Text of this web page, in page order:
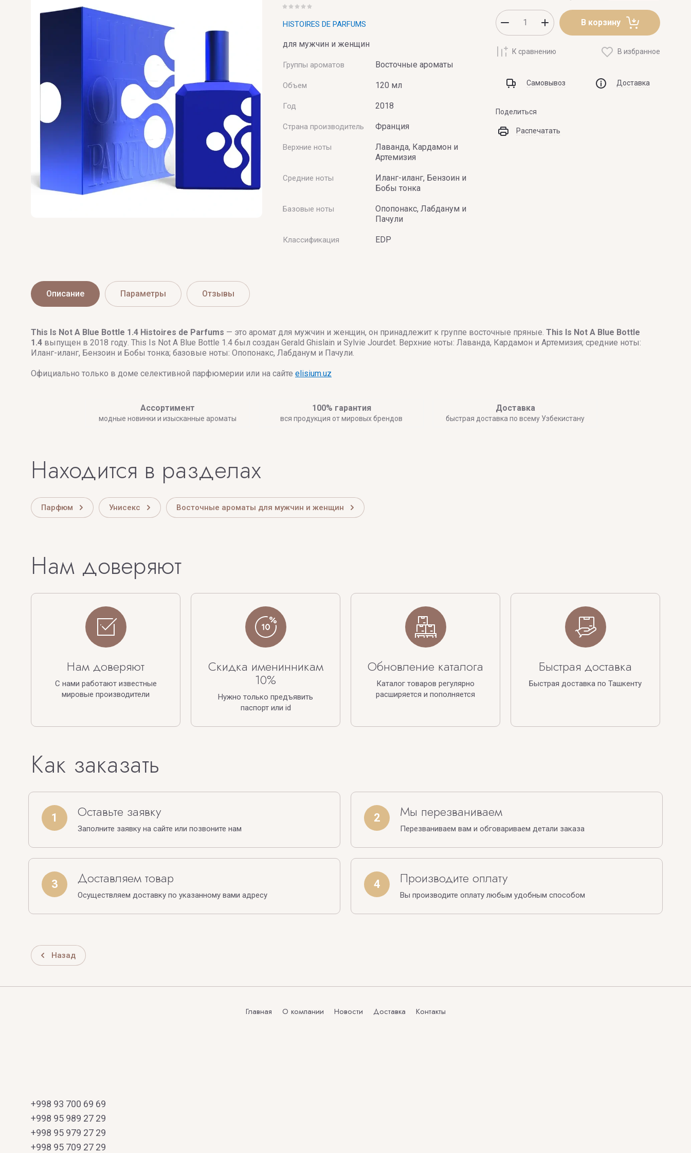
HISTOIRES DE PARFUMS
для мужчин и женщин
Группы ароматов Восточные ароматы
Объем 120 мл
Год 2018
Страна производитель Франция
Верхние ноты
Лаванда, Кардамон и
Артемизия
Средние ноты
Иланг-иланг, Бензоин и
Бобы тонка
Базовые ноты
Опопонакс, Лабданум и
Пачули
Классификация EDP
В корзину
К сравнению В избранное
Самовывоз Доставка
Поделиться
Распечатать
Описание Параметры Отзывы
This Is Not A Blue Bottle 1.4 Histoires de Parfums — это аромат для мужчин и женщин, он принадлежит к группе восточные пряные. This Is Not A Blue Bottle
1.4 выпущен в 2018 году. This Is Not A Blue Bottle 1.4 был создан Gerald Ghislain и Sylvie Jourdet. Верхние ноты: Лаванда, Кардамон и Артемизия; средние ноты:
Иланг-иланг, Бензоин и Бобы тонка; базовые ноты: Опопонакс, Лабданум и Пачули.
Официально только в доме селективной парфюмерии или на сайте elisium.uz
Ассортимент
модные новинки и изысканные ароматы
100% гарантия
вся продукция от мировых брендов
Доставка
быстрая доставка по всему Узбекистану
Находится в разделах
Парфюм Унисекс Восточные ароматы для мужчин и женщин
Нам доверяют
Нам доверяют
С нами работают известные
мировые производители
Скидка именинникам
10%
Нужно только предъявить
паспорт или id
Обновление каталога
Каталог товаров регулярно
расширяется и пополняется
Быстрая доставка
Быстрая доставка по Ташкенту
Как заказать
1 Оставьте заявку
Заполните заявку на сайте или позвоните нам
2 Мы перезваниваем
Перезваниваем вам и обговариваем детали заказа
3 Доставляем товар
Осуществляем доставку по указанному вами адресу
4 Производите оплату
Вы производите оплату любым удобным способом
Назад
Главная О компании Новости Доставка Контакты
+998 93 700 69 69
+998 95 989 27 29
+998 95 979 27 29
+998 95 709 27 29
V
V Canto
VALMONT
VERONIQUE GABAI
Versace
Vertus
Victoria's Secret
X Z
ZARKOPERFUME